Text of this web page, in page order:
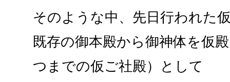
そのような中、先日行われた
既存の御本殿から御神体を仮
つまでの仮ご社殿）として